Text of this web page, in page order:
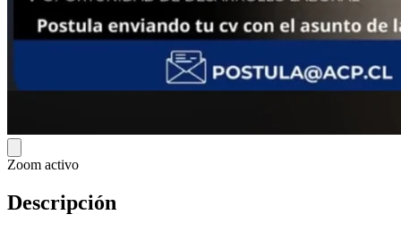
Zoom activo
Descripción